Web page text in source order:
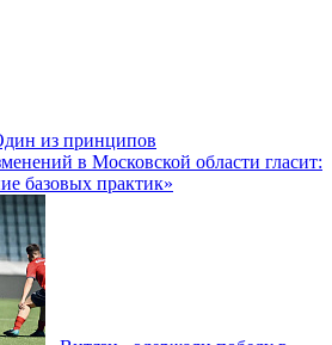
из принципов
в Московской области гласит:
базовых практик»